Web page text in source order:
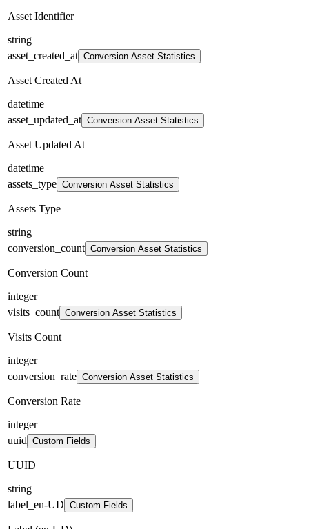
Asset Identifier
string
asset_created_at Conversion Asset Statistics
Asset Created At
datetime
asset_updated_at Conversion Asset Statistics
Asset Updated At
datetime
assets_type Conversion Asset Statistics
Assets Type
string
conversion_count Conversion Asset Statistics
Conversion Count
integer
visits_count Conversion Asset Statistics
Visits Count
integer
conversion_rate Conversion Asset Statistics
Conversion Rate
integer
uuid Custom Fields
UUID
string
label_en-UD Custom Fields